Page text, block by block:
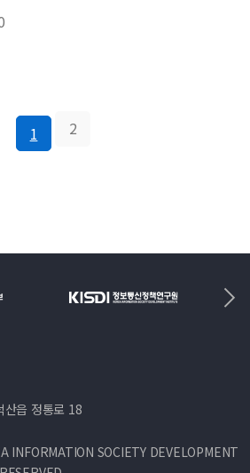
1 2
읍 정통로 18
SOCIETY DEVELOPMENT